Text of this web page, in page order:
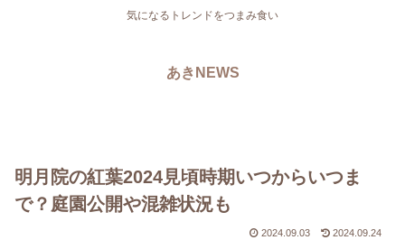
気になるトレンドをつまみ食い
あきNEWS
明月院の紅葉2024見頃時期いつからいつま
で？庭園公開や混雑状況も
2024.09.03 2024.09.24